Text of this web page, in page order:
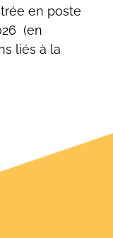
en poste
(en
liés à la